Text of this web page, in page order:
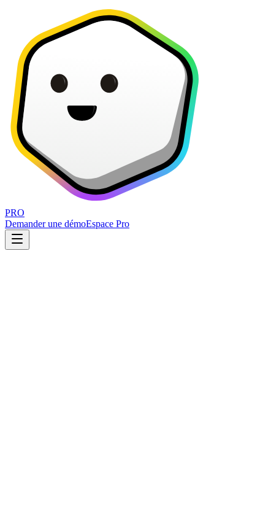
PRO
Demander une démoEspace Pro